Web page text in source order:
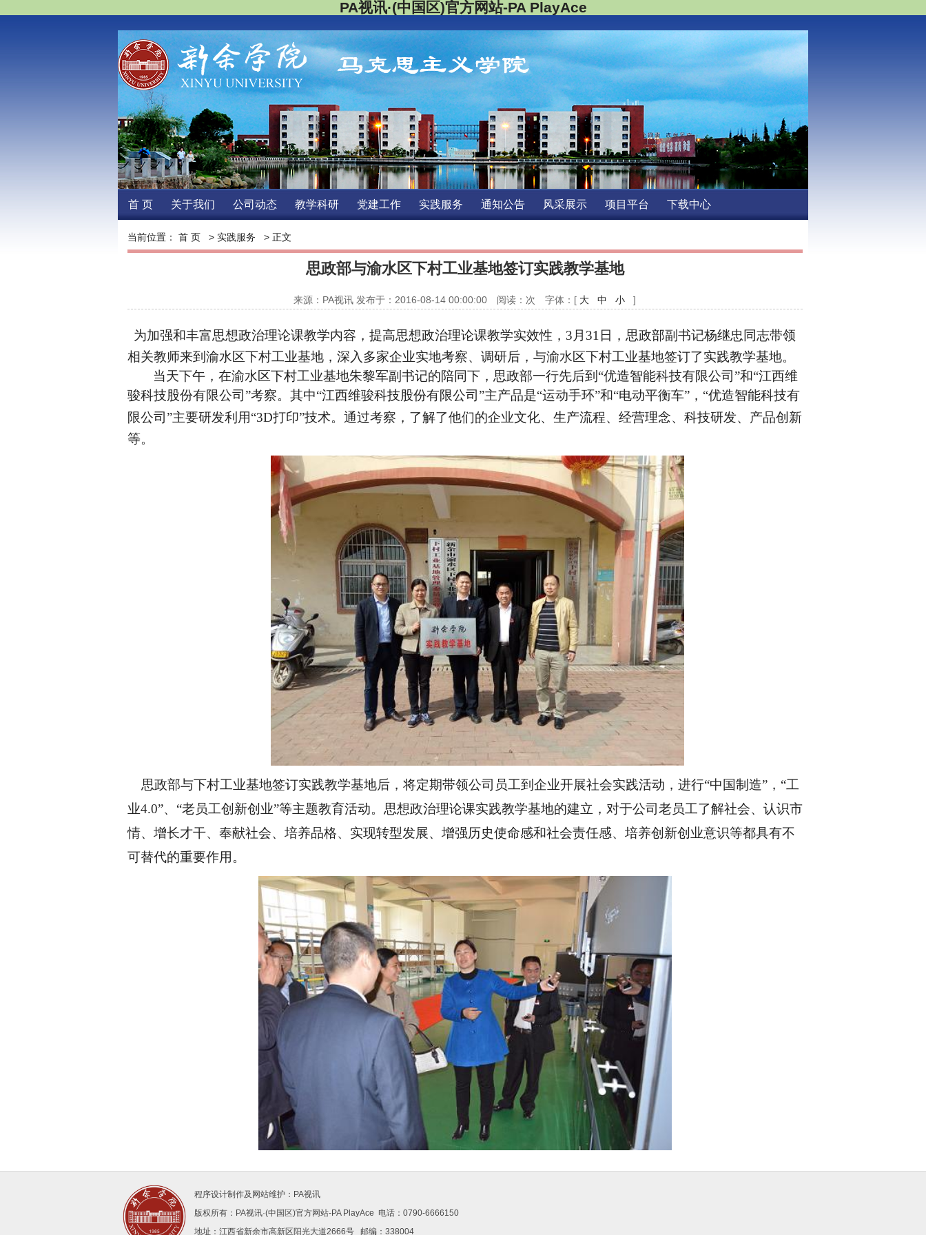
PA视讯·(中国区)官方网站-PAPlayAce
精彩载入中...
首页 关于我们 公司动态 教学科研 党建工作 实践服务 通知公告 风采展示 项目平台 下载中心
当前位置： 首页 > 实践服务 >正文
思政部与渝水区下村工业基地签订实践教学基地
来源：PA视讯发布于：2016-08-14 00:00:00 阅读： 次字体：[ 大 中 小 ]
为加强和丰富思想政治理论课教学内容，提高思想政治理论课教学实效性， 3 月 31 日，思政部副书记杨继忠同志带领
相关教师来到渝水区下村工业基地，深入多家企业实地考察、调研后，与渝水区下村工业基地签订了实践教学基地。
当天下午，在渝水区下村工业基地朱黎军副书记的陪同下，思政部一行先后到“优造智能科技有限公司”和“江西维
骏科技股份有限公司”考察。其中“江西维骏科技股份有限公司”主产品是“运动手环”和“电动平衡车”，“优造智能科技有
限公司”主要研发利用“3D打印”技术。通过考察，了解了他们的企业文化、生产流程、经营理念、科技研发、产品创新
等。
思政部与下村工业基地签订实践教学基地后，将定期带领公司员工到企业开展社会实践活动，进行“中国制造”，“工
业4.0”、“老员工创新创业”等主题教育活动。 思想政治理论课实践教学基地的建立，对于公司老员工了解社会、认识市
情、增长才干、奉献社会、培养品格、 实现转型发展、 增强历史使命感和社会责任感、培养创新创业意识等都具有不
可替代的重要作用。
程序设计制作及网站维护：PA视讯
版权所有：PA视讯·(中国区)官方网站-PAPlayAce 电话：0790-6666150
地址：江西省新余市高新区阳光大道2666号邮编：338004